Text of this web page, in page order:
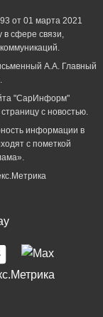
от 01 марта 2021
в сфере связи,
А.А. Главный
"СарИнформ"
с новостью.
информации в
с пометкой